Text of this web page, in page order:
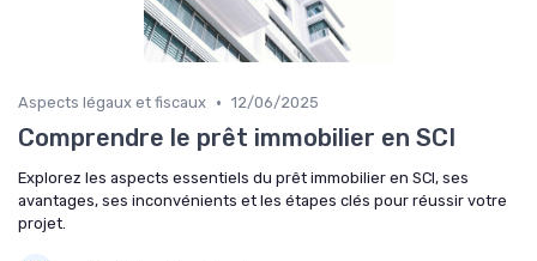
Aspects légaux et fiscaux • 12/06/2025
Comprendre le prêt immobilier en SCI
Explorez les aspects essentiels du prêt immobilier en SCI, ses
avantages, ses inconvénients et les étapes clés pour réussir votre
projet.